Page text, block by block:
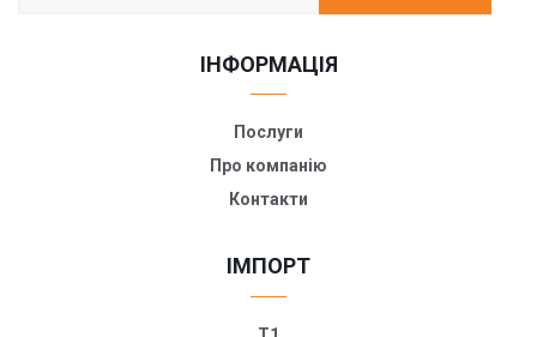
ІНФОРМАЦІЯ
Послуги
Про компанію
Контакти
ІМПОРТ